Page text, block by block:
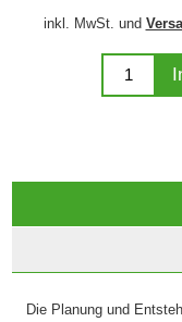
inkl. MwSt. und
Die Planung und